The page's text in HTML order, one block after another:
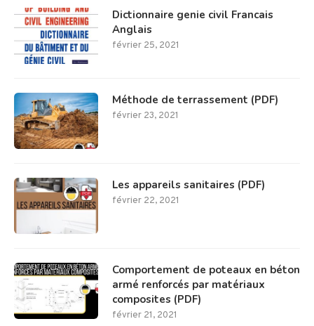
Dictionnaire genie civil Francais
Anglais
février 25, 2021
Méthode de terrassement (PDF)
février 23, 2021
Les appareils sanitaires (PDF)
février 22, 2021
Comportement de poteaux en béton
armé renforcés par matériaux
composites (PDF)
février 21, 2021